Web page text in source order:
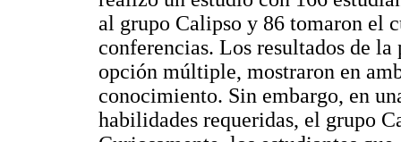
al grupo Calipso y 86 tomaron el
conferencias. Los resultados de
opción múltiple, mostraron en
conocimiento. Sin embargo, en
habilidades requeridas, el grupo